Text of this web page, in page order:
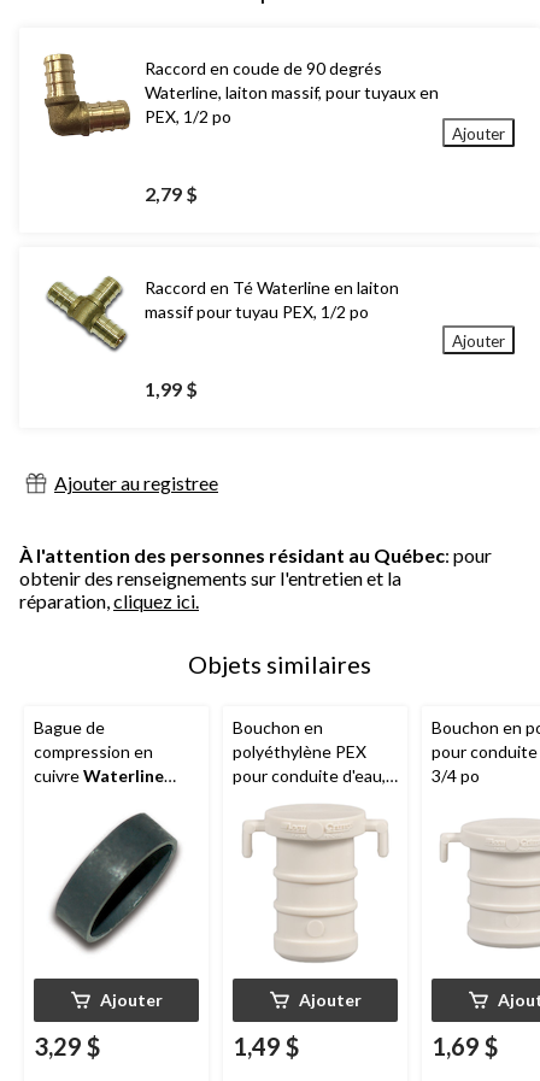
Raccord en coude de 90 degrés
Waterline, laiton massif, pour tuyaux en
PEX, 1/2 po
2,79 $
Ajouter
Raccord en Té Waterline en laiton
massif pour tuyau PEX, 1/2 po
1,99 $
Ajouter
Ajouter au registree
À l'attention des personnes résidant au Québec: pour
obtenir des renseignements sur l'entretien et la
réparation,cliquez ici.
Objets similaires
Bague de
compression en
cuivreWaterline
1/2 po, paq. 6
Ajouter
3,29 $
Bouchon en
polyéthylène PEX
pour conduite d'eau,
Ajouter
1,49 $
Bouchon en
pour conduite
3/4 po
1,69 $